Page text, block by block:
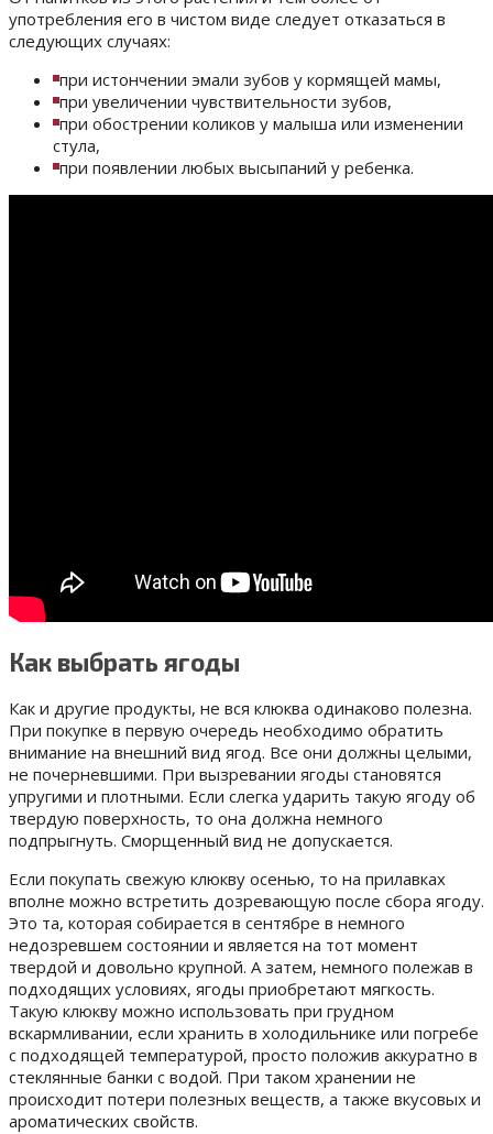
употребления его в чистом виде следует отказаться в
следующих случаях:
при истончении эмали зубов у кормящей мамы,
при увеличении чувствительности зубов,
при обострении коликов у малыша или изменении
стула,
при появлении любых высыпаний у ребенка.
Как выбрать ягоды
Как и другие продукты, не вся клюква одинаково полезна.
При покупке в первую очередь необходимо обратить
внимание на внешний вид ягод. Все они должны целыми,
не почерневшими. При вызревании ягоды становятся
упругими и плотными. Если слегка ударить такую ягоду об
твердую поверхность, то она должна немного
подпрыгнуть. Сморщенный вид не допускается.
Если покупать свежую клюкву осенью, то на прилавках
вполне можно встретить дозревающую после сбора ягоду.
Это та, которая собирается в сентябре в немного
недозревшем состоянии и является на тот момент
твердой и довольно крупной. А затем, немного полежав в
подходящих условиях, ягоды приобретают мягкость.
Такую клюкву можно использовать при грудном
вскармливании, если хранить в холодильнике или погребе
с подходящей температурой, просто положив аккуратно в
стеклянные банки с водой. При таком хранении не
происходит потери полезных веществ, а также вкусовых и
ароматических свойств.